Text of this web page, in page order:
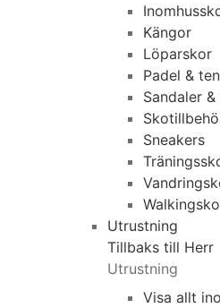
Kängor
Löparskor
Padel &
Sandaler
Sneakers
Utrustning
Tillbaks till Herr
Utrustning
Visa allt